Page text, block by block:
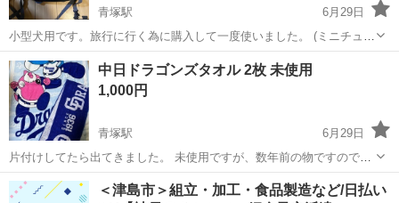
青塚駅
6月29日
小型犬用です。旅行に行く為に購入して一度使いました。 (ミニチュア
ピンシャーで使用) 中古と言う事でご理解ください。 底のマチは
25✖️15センチぐらいです。 飛び出し防止のフックが内部の上部に付い
てます。 肩紐と腰で固定...
愛知 津島市 青塚駅 生活雑貨 スリング
中日ドラゴンズタオル 2枚 未使用
1,000円
青塚駅
6月29日
片付けしてたら出てきました。 未使用ですが、数年前の物ですのでご
理解いただける方にお願いしたいです。ご希望でしたらお洗濯して渡
します。 他の物とおまとめ割は検討します。 よろしくお願いします。
愛知 津島市 青塚駅 ノベルティグッズ タオル
＜津島市＞組立・加工・食品製造など/日払い